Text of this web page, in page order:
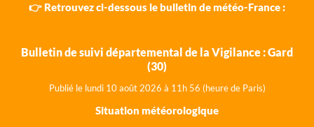
👉 Retrouvez ci-dessous le bulletin de météo-France :
Bulletin de suivi départemental de la Vigilance : Gard
(30)
Publié le lundi 10 août 2026 à 11h 56 (heure de Paris)
Situation météorologique